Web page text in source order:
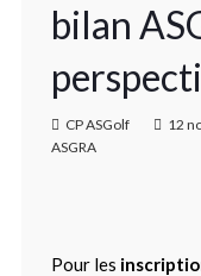
bilan
CP ASGolf 12
ASGRA
Pour les